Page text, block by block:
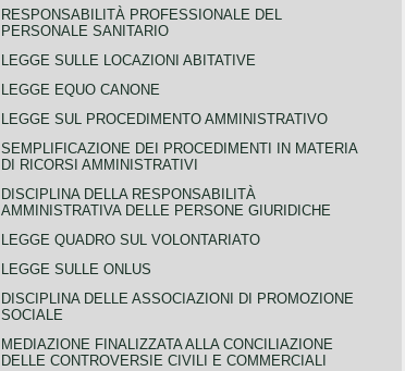
RESPONSABILITÀ PROFESSIONALE DEL
PERSONALE SANITARIO
LEGGE SULLE LOCAZIONI ABITATIVE
LEGGE EQUO CANONE
LEGGE SUL PROCEDIMENTO AMMINISTRATIVO
SEMPLIFICAZIONE DEI PROCEDIMENTI IN MATERIA
DI RICORSI AMMINISTRATIVI
DISCIPLINA DELLA RESPONSABILITÀ
AMMINISTRATIVA DELLE PERSONE GIURIDICHE
LEGGE QUADRO SUL VOLONTARIATO
LEGGE SULLE ONLUS
DISCIPLINA DELLE ASSOCIAZIONI DI PROMOZIONE
SOCIALE
MEDIAZIONE FINALIZZATA ALLA CONCILIAZIONE
DELLE CONTROVERSIE CIVILI E COMMERCIALI